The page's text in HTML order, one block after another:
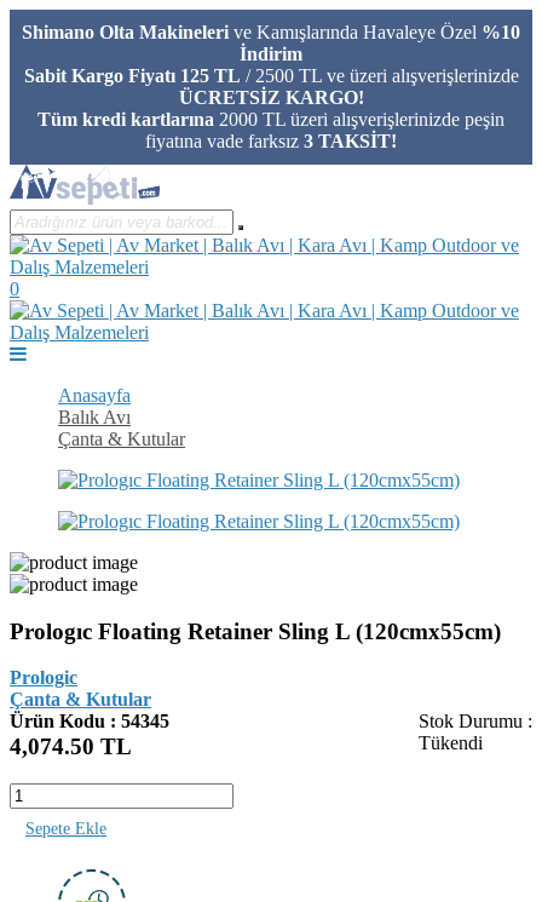
Shimano Olta Makineleri ve Kamışlarında Havaleye Özel %10
İndirim
Sabit Kargo Fiyatı 125 TL / 2500 TL ve üzeri alışverişlerinizde
ÜCRETSİZ KARGO!
Tüm kredi kartlarına 2000 TL üzeri alışverişlerinizde peşin
fiyatına vade farksız 3 TAKSİT!
0
Anasayfa
Balık Avı
Çanta & Kutular
Prologıc Floating Retainer Sling L (120cmx55cm)
Prologic
Çanta & Kutular
Ürün Kodu : 54345
Stok Durumu :
Tükendi
4,074.50 TL
Sepete Ekle